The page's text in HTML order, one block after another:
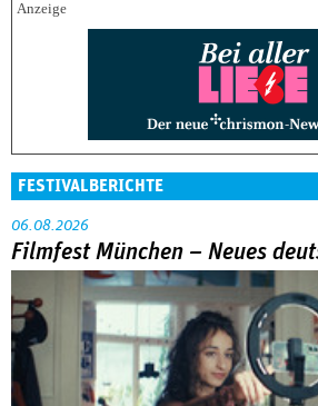
FESTIVALBERICHTE
06.08.2026
Filmfest München – Neues